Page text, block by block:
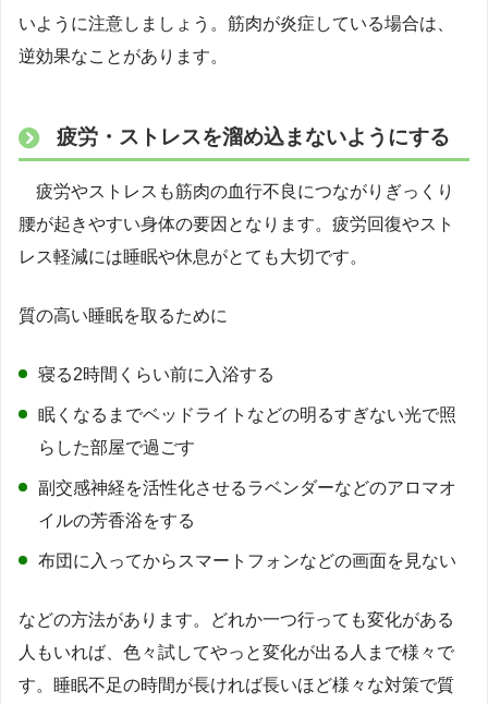
いように注意しましょう。筋肉が炎症している場合は、
逆効果なことがあります。
疲労・ストレスを溜め込まないようにする
疲労やストレスも筋肉の血行不良につながりぎっくり
腰が起きやすい身体の要因となります。疲労回復やスト
レス軽減には睡眠や休息がとても大切です。
質の高い睡眠を取るために
寝る2時間くらい前に入浴する
眠くなるまでベッドライトなどの明るすぎない光で照
らした部屋で過ごす
副交感神経を活性化させるラベンダーなどのアロマオ
イルの芳香浴をする
布団に入ってからスマートフォンなどの画面を見ない
などの方法があります。どれか一つ行っても変化がある
人もいれば、色々試してやっと変化が出る人まで様々で
す。睡眠不足の時間が長ければ長いほど様々な対策で質